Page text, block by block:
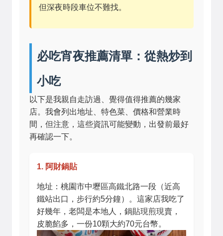
但深夜時段車位不難找。
必吃宵夜推薦清單：從熱炒到
小吃
以下是我親自走訪過、覺得值得推薦的幾家
店。我會列出地址、特色菜、價格和營業時
間，但注意，這些資訊可能變動，出發前最好
再確認一下。
1. 阿財鍋貼
地址：桃園市中壢區高鐵北路一段（近高
鐵站出口，步行約5分鐘）。這家店我吃了
好幾年，老闆是本地人，鍋貼現煎現賣，
皮脆餡多，一份10顆大約70元台幣。